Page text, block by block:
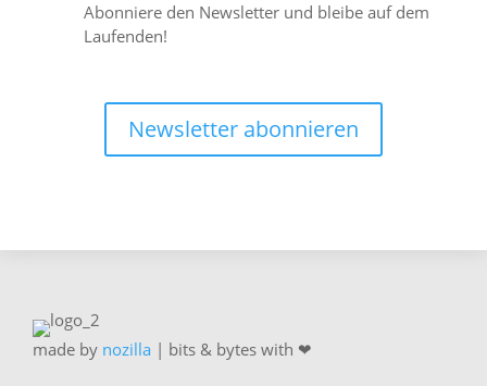
Abonniere den Newsletter und bleibe auf dem
Laufenden!
Newsletter abonnieren
made by nozilla | bits & bytes with ❤